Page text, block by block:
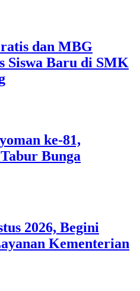
dan MBG
Siswa Baru di SMK
ke-81,
Bunga
2026, Begini
Kementerian